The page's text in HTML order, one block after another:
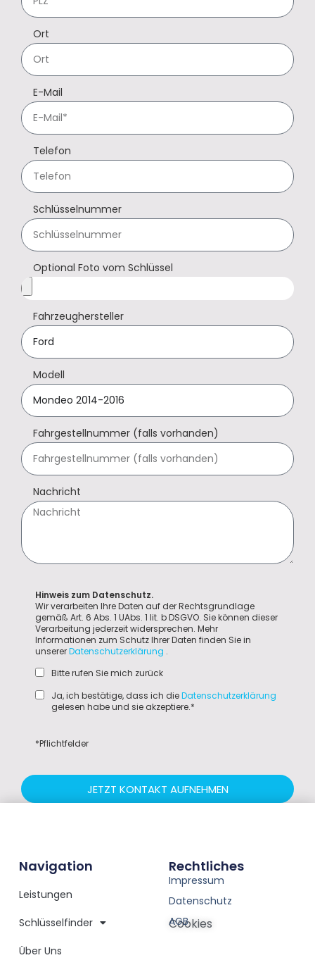
Ort
E-Mail
Telefon
Schlüsselnummer
Optional Foto vom Schlüssel
Fahrzeughersteller
Modell
Fahrgestellnummer (falls vorhanden)
Nachricht
Hinweis zum Datenschutz.
Wir verarbeiten Ihre Daten auf der Rechtsgrundlage
gemäß Art. 6 Abs. 1 UAbs. 1 lit. b DSGVO. Sie können dieser
Verarbeitung jederzeit widersprechen. Mehr
Informationen zum Schutz Ihrer Daten finden Sie in
unsererDatenschutzerklärung .
Bitte rufen Sie mich zurück
Ja, ich bestätige, dass ich dieDatenschutzerklärung
gelesen habe und sie akzeptiere.*
*Pflichtfelder
JETZT KONTAKT AUFNEHMEN
Navigation
Leistungen
Schlüsselfinder
Über Uns
Rechtliches
Impressum
Datenschutz
AGB
Cookies